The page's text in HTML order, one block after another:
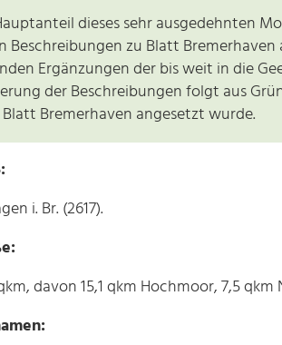
dieses sehr ausgedehnten
Beschreibungen zu Blatt
Ergänzungen der bis weit in die
der Beschreibungen folgt aus
Blatt Bremerhaven angesetzt wurde.
i. Br. (2617).
davon 15,1 qkm Hochmoor, 7,5